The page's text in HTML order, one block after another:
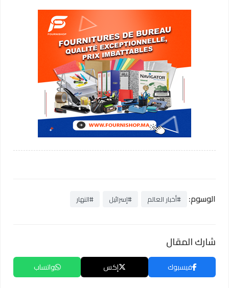
الوسوم: #أخبار العالم #إسرائيل #النهار
شارك المقال
فيسبوك إكس واتساب